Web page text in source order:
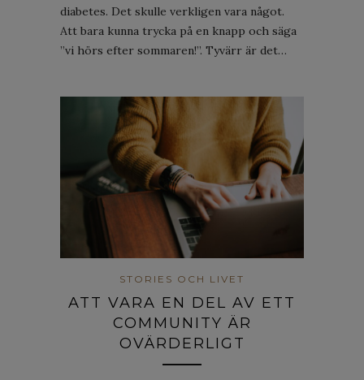
diabetes. Det skulle verkligen vara något.
Att bara kunna trycka på en knapp och säga
”vi hörs efter sommaren!”. Tyvärr är det…
STORIES OCH LIVET
ATT VARA EN DEL AV ETT
COMMUNITY ÄR
OVÄRDERLIGT